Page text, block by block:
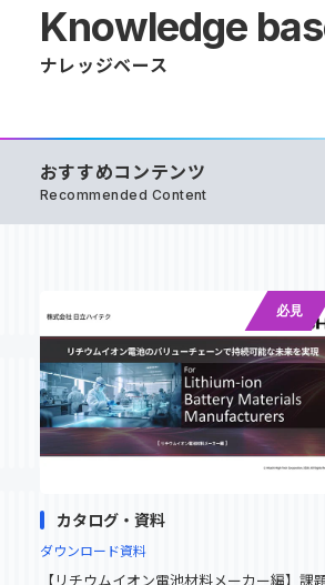
資料
ダウンロード
Knowledge
ナレッジベース
おすすめコンテンツ
Recommended Content
必見
カタログ・資料
ダウンロード資料
【リチウムイオン電池材料メーカー編】課